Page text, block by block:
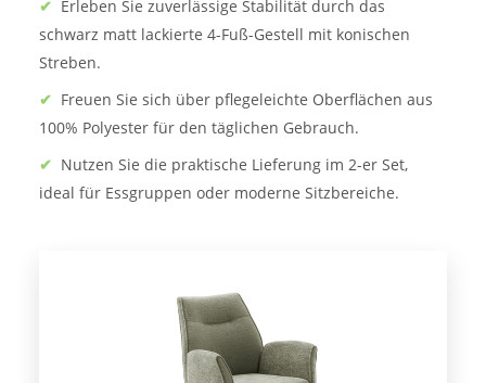
✔ Erleben Sie zuverlässige Stabilität durch das
schwarz matt lackierte 4-Fuß-Gestell mit konischen
Streben.
✔ Freuen Sie sich über pflegeleichte Oberflächen aus
100% Polyester für den täglichen Gebrauch.
✔ Nutzen Sie die praktische Lieferung im 2-er Set,
ideal für Essgruppen oder moderne Sitzbereiche.